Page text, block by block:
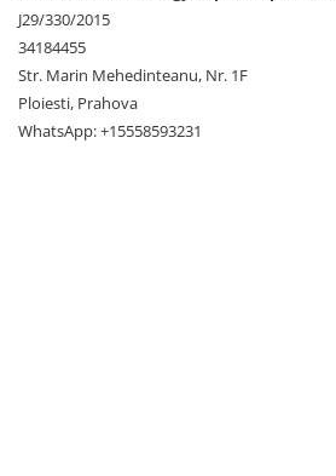
J29/330/2015
34184455
Str. Marin Mehedinteanu, Nr. 1F
Ploiesti, Prahova
WhatsApp: +15558593231